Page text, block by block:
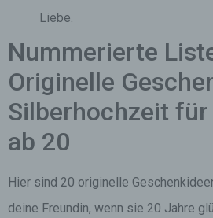
Liebe.
Nummerierte
Originelle
Silberhochzeit für
ab 20
Hier sind 20 originelle
deine Freundin, wenn sie 20 Jahre